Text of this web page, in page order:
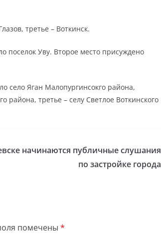
третье – Воткинск.
Уву. Второе место присуждено
село Яган Малопургинсокго района,
третье – селу Светлое Воткинского
начинаются публичные слушания
по застройке города
помечены *